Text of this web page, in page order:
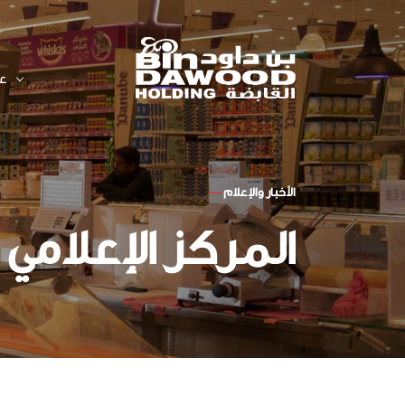
بن داود
نظرة عامة عن الشركة
الجوائز
الرسم البيانى لسعر السهم
البيانات المالية للشركة
نظرة عامة على توزيعات
الأرباح
التقرير السنوي 2025م
لوائح عمل اللجان
الأنظمة والسياسات
تقارير الممارسات البيئية
والاجتماعية والحوكمة
ابق على اتصال
سياسة الإبلاغ عن المخالفات الأخبار والإعلام—
المركز الإعلامي